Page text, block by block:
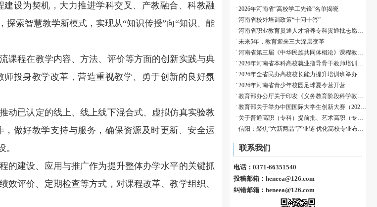
建设为契机，大力推进学科交叉、产教融合、科教融
索智慧教学新模式，实现从“知识传授”向“知识、能
课程在教学内容、方法、评价等方面的创新实践与典
投身教学改革，营造重视教学、勇于创新的良好氛
动已认定的线上、线上线下混合式、虚拟仿真实验教
做好教学支持与服务，确保资源及时更新、安全运
建设、应用与推广作为提升整体办学水平的关键抓
评价、定期检查等方式，对课程改革、教学组织、
2026年河南省“高校学工先锋”名单揭晓
河南省校外培训政策“十问十答”
河南省职业教育贯通人才培养专科贯通批志愿填报温馨提示
未来5年，教育迎来三大深层变革
河南省第三届《中华民族共同体概论》课程教学展示活动成功举办
2026年河南省本科高校就业指导骨干教师培训班举办
2026年全省民办高校校长能力提升培训班举办
2026年河南省青少年校园足球夏令营开营
教育部办公厅关于印发《义务教育阶段科学教育“做中学”领航行动指南》的通知
教育部关于举办中国国际大学生创新大赛（2026）的通知
关于普通高职（专科）提前批、艺术高职（专科）批和体育高职（专科）批征集志愿的通知
信阳：聚焦“六新两品”产业链 优化高校专业布局赋能归雁育才
联系我们
电话：0371-66351540
投稿邮箱：heneea@126.com
纠错邮箱：heneea@126.com